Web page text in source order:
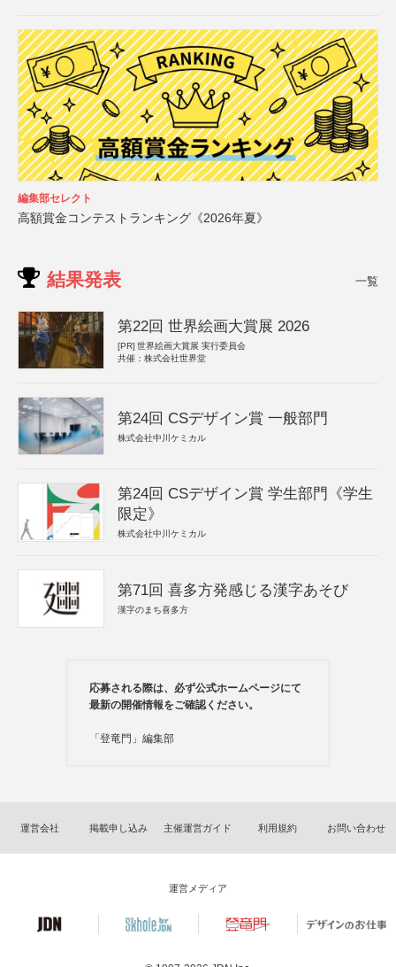
編集部セレクト
高額賞金コンテストランキング《2026年夏》
結果発表 一覧
第22回 世界絵画大賞展 2026
[PR] 世界絵画大賞展 実行委員会
共催：株式会社世界堂
第24回 CSデザイン賞 一般部門
株式会社中川ケミカル
第24回 CSデザイン賞 学生部門《学生
限定》
株式会社中川ケミカル
第71回 喜多方発感じる漢字あそび
漢字のまち喜多方
応募される際は、必ず公式ホームページにて
最新の開催情報をご確認ください。
「登竜門」編集部
運営会社 掲載申し込み 主催運営ガイド 利用規約 お問い合わせ
運営メディア